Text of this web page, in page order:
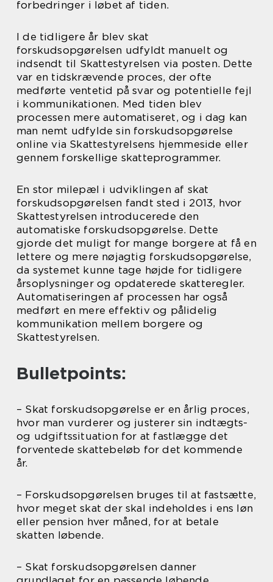
forbedringer i løbet af tiden.
I de tidligere år blev skat
forskudsopgørelsen udfyldt manuelt og
indsendt til Skattestyrelsen via posten. Dette
var en tidskrævende proces, der ofte
medførte ventetid på svar og potentielle fejl
i kommunikationen. Med tiden blev
processen mere automatiseret, og i dag kan
man nemt udfylde sin forskudsopgørelse
online via Skattestyrelsens hjemmeside eller
gennem forskellige skatteprogrammer.
En stor milepæl i udviklingen af skat
forskudsopgørelsen fandt sted i 2013, hvor
Skattestyrelsen introducerede den
automatiske forskudsopgørelse. Dette
gjorde det muligt for mange borgere at få en
lettere og mere nøjagtig forskudsopgørelse,
da systemet kunne tage højde for tidligere
årsoplysninger og opdaterede skatteregler.
Automatiseringen af processen har også
medført en mere effektiv og pålidelig
kommunikation mellem borgere og
Skattestyrelsen.
Bulletpoints:
– Skat forskudsopgørelse er en årlig proces,
hvor man vurderer og justerer sin indtægts-
og udgiftssituation for at fastlægge det
forventede skattebeløb for det kommende
år.
– Forskudsopgørelsen bruges til at fastsætte,
hvor meget skat der skal indeholdes i ens løn
eller pension hver måned, for at betale
skatten løbende.
– Skat forskudsopgørelsen danner